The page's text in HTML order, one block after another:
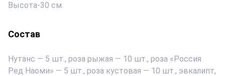
Высота-30 см.
Состав
Нутанс — 5 шт., роза рыжая — 10 шт., роза «Россия
Ред Наоми» — 5 шт., роза кустовая — 10 шт., эвкалипт,